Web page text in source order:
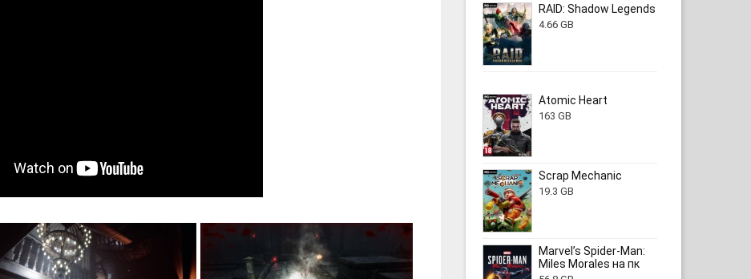
RAID: Shadow Legends
4.66 GB
Atomic Heart
163 GB
Scrap Mechanic
19.3 GB
Marvel’s Spider-Man:
Miles Morales на пк